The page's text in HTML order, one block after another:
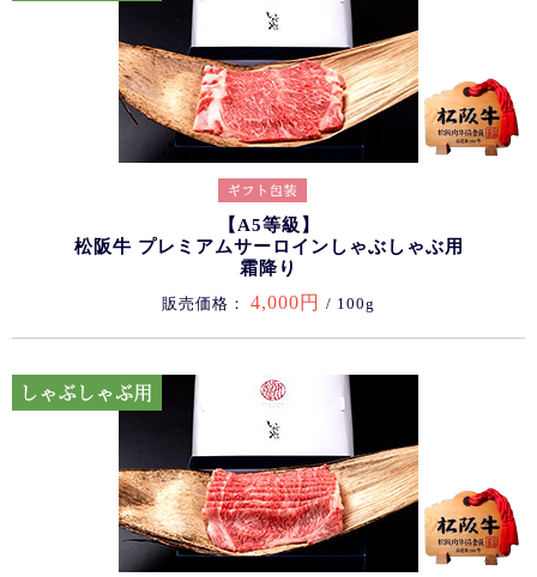
【A5等級】
松阪牛 プレミアムサーロインしゃぶしゃぶ用
霜降り
販売価格： 4,000円 / 100g